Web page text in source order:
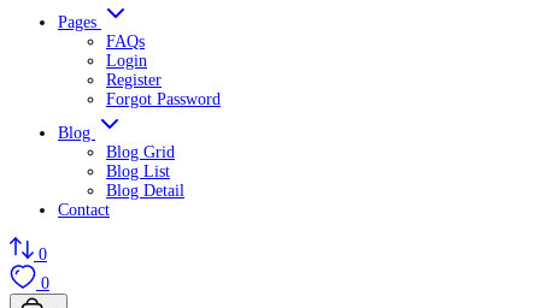
Pages
FAQs
Login
Register
Forgot Password
Blog
Blog Grid
Blog List
Blog Detail
Contact
0
0